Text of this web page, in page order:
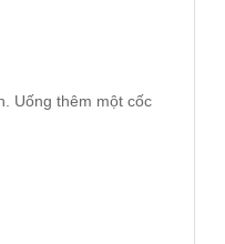
Uống thêm một cốc